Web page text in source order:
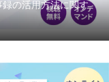
の活用方法に関す